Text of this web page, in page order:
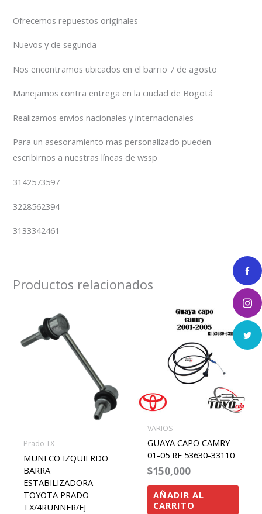
Ofrecemos repuestos originales
Nuevos y de segunda
Nos encontramos ubicados en el barrio 7 de agosto
Manejamos contra entrega en la ciudad de Bogotá
Realizamos envíos nacionales y internacionales
Para un asesoramiento mas personalizado pueden
escribirnos a nuestras líneas de wssp
3142573597
3228562394
3133342461
Productos relacionados
Prado TX
MUÑECO IZQUIERDO
BARRA
ESTABILIZADORA
TOYOTA PRADO
TX/4RUNNER/FJ
VARIOS
GUAYA CAPO CAMRY
01-05 RF 53630-33110
$150,000
AÑADIR AL
CARRITO